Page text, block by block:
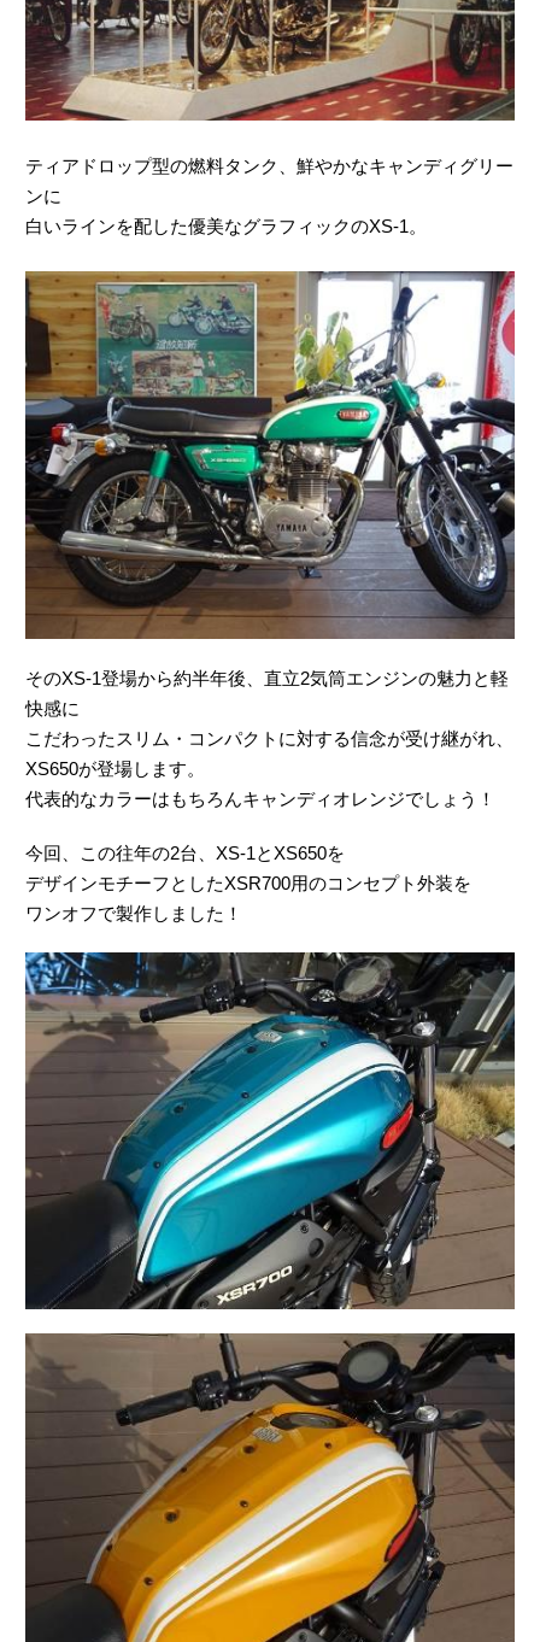
ティアドロップ型の燃料タンク、鮮やかなキャンディグリー
ンに
白いラインを配した優美なグラフィックのXS-1。
そのXS-1登場から約半年後、直立2気筒エンジンの魅力と軽
快感に
こだわったスリム・コンパクトに対する信念が受け継がれ、
XS650が登場します。
代表的なカラーはもちろんキャンディオレンジでしょう！
今回、この往年の2台、XS-1とXS650を
デザインモチーフとしたXSR700用のコンセプト外装を
ワンオフで製作しました！